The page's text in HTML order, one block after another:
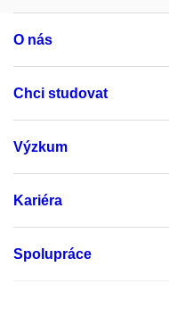
O nás
Chci studovat
Výzkum
Kariéra
Spolupráce